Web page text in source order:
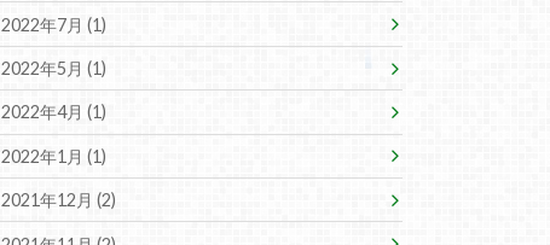
2022年7月 (1)
2022年5月 (1)
2022年4月 (1)
2022年1月 (1)
2021年12月 (2)